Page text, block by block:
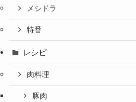
メシドラ
特番
レシピ
肉料理
豚肉